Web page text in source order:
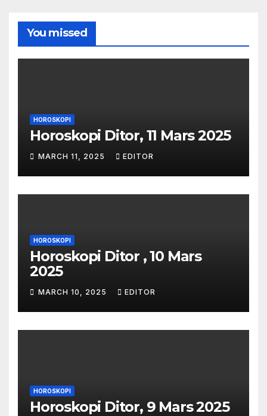
You missed
HOROSKOPI
Horoskopi Ditor, 11 Mars 2025
MARCH 11, 2025 EDITOR
HOROSKOPI
Horoskopi Ditor , 10 Mars
2025
MARCH 10, 2025 EDITOR
HOROSKOPI
Horoskopi Ditor, 9 Mars 2025